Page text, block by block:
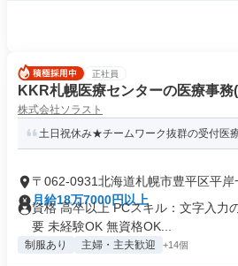
正社員
KKR札幌医療センターの医療事務
株式会社ソラスト
土日祝休み★チームワーク抜群の受付医
〒062-0931北海道札幌市豊平区平岸
月給18万7000円以上
資格 高卒以上 PCスキル：文字入力
要 未経験OK 無資格OK...
制服あり 主婦・主夫歓迎 +14個